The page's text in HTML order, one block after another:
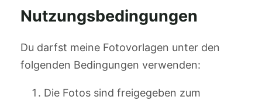
Nutzungsbedingungen
Du darfst meine Fotovorlagen unter den
folgenden Bedingungen verwenden:
Die Fotos sind freigegeben zum